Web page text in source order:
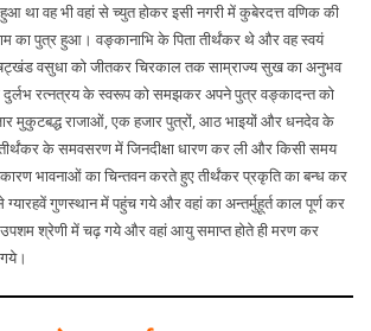
हुआ था वह भी वहां से च्युत होकर इसी नगरी में कुबेरदत्त वणिक की
का पुत्र हुआ। वङ्कानाभि के पिता तीर्थंकर थे और वह स्वयं
वसुधा को जीतकर चिरकाल तक साम्राज्य सुख का अनुभव
दुर्लभ रत्नत्रय के स्वरूप को समझकर अपने पुत्र वङ्कादन्त को
मुकुटबद्ध राजाओं, एक हजार पुत्रों, आठ भाइयों और धनदेव के
के समवसरण में जिनदीक्षा धारण कर ली और किसी समय
भावनाओं का चिन्तवन करते हुए तीर्थंकर प्रकृति का बन्ध कर
ग्यारहवें गुणस्थान में पहुंच गये और वहां का अन्तर्मुहूर्त काल पूर्ण कर
श्रेणी में चढ़ गये और वहां आयु समाप्त होते ही मरण कर
गये।